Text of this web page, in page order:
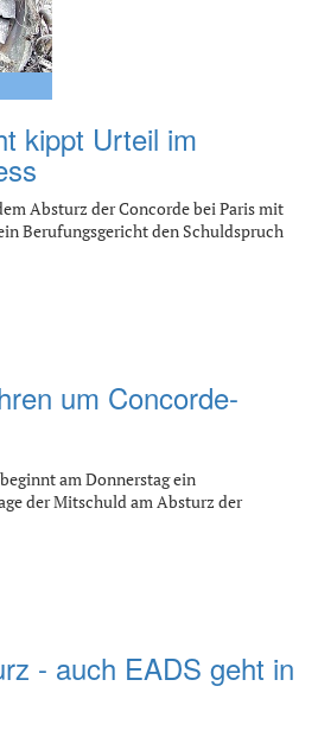
kippt Urteil im
Absturz der Concorde bei Paris mit
Berufungsgericht den Schuldspruch
um Concorde-
am Donnerstag ein
der Mitschuld am Absturz der
- auch EADS geht in